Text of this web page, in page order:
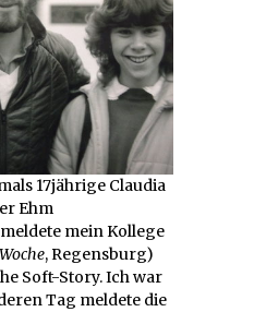
17jährige Claudia
Ehm
mein Kollege
, Regensburg)
Soft-Story. Ich war
Tag meldete die